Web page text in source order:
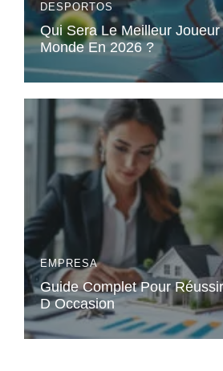
DESPORTOS
Qui Sera Le Meilleur
Monde En 2026 ?
EMPRESA
Guide Complet Pour
D Occasion